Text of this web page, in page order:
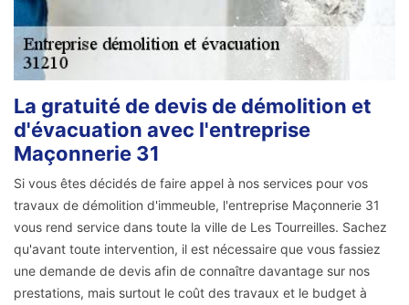
La gratuité de devis de démolition et
d'évacuation avec l'entreprise
Maçonnerie 31
Si vous êtes décidés de faire appel à nos services pour vos
travaux de démolition d'immeuble, l'entreprise Maçonnerie 31
vous rend service dans toute la ville de Les Tourreilles. Sachez
qu'avant toute intervention, il est nécessaire que vous fassiez
une demande de devis afin de connaître davantage sur nos
prestations, mais surtout le coût des travaux et le budget à